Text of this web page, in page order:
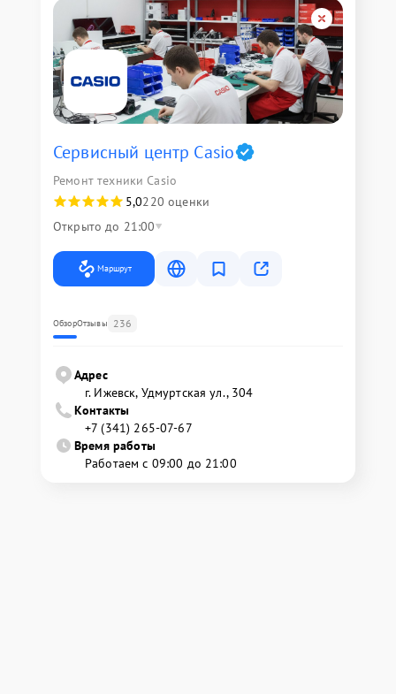
Сервисный центр Casio
Ремонт техники Casio
5,0220 оценки
Открыто до 21:00
Маршрут
ОбзорОтзывы 236
Адрес
г. Ижевск, Удмуртская ул., 304
Контакты
+7 (341) 265-07-67
Время работы
Работаем с 09:00 до 21:00